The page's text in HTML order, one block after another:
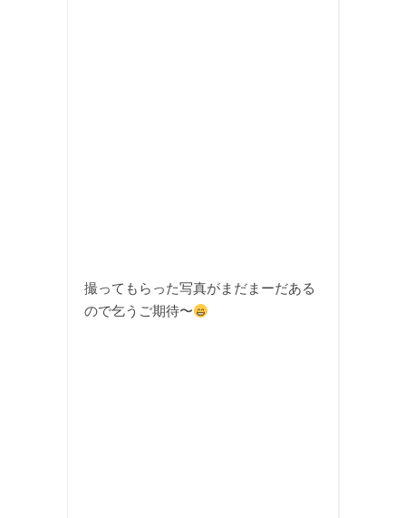
撮ってもらった写真がまだまーだある
ので乞うご期待〜